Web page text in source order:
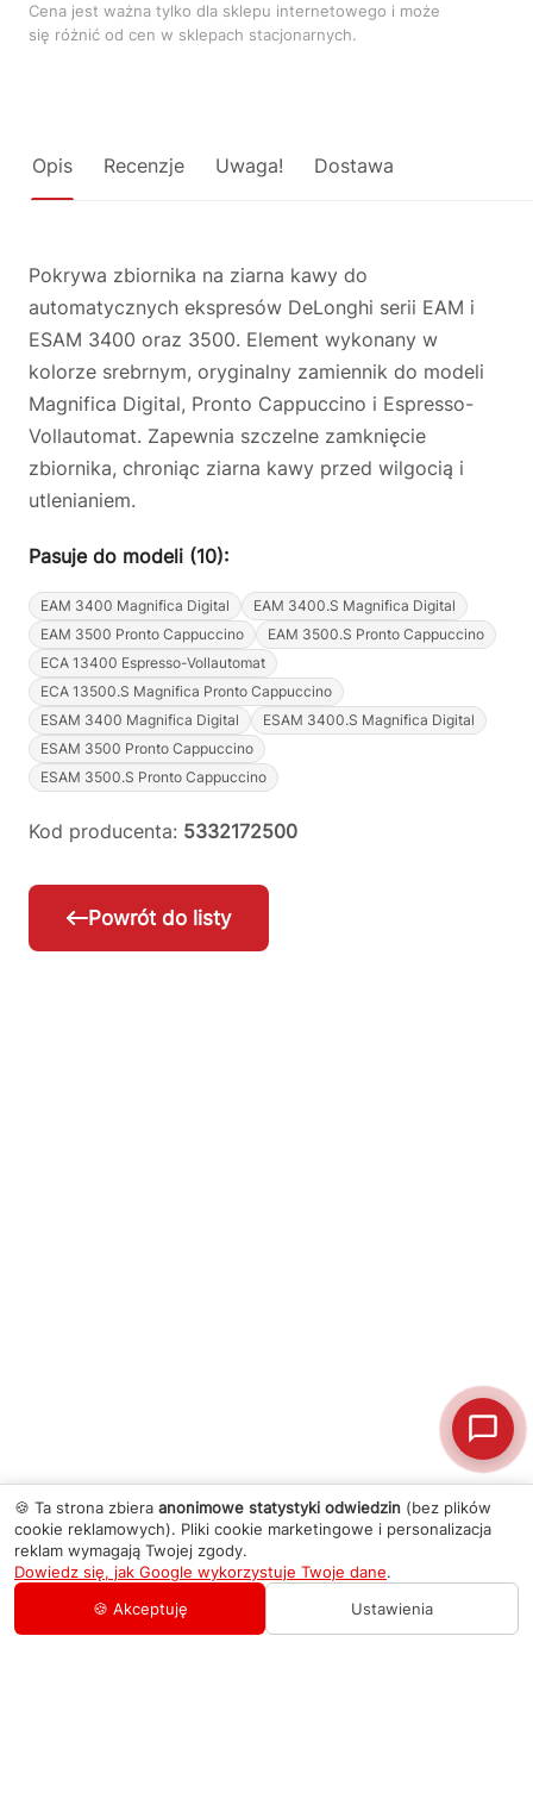
Cena jest ważna tylko dla sklepu internetowego i może
się różnić od cen w sklepach stacjonarnych.
Opis Recenzje Uwaga! Dostawa
Pokrywa zbiornika na ziarna kawy do
automatycznych ekspresów DeLonghi serii EAM i
ESAM 3400 oraz 3500. Element wykonany w
kolorze srebrnym, oryginalny zamiennik do modeli
Magnifica Digital, Pronto Cappuccino i Espresso-
Vollautomat. Zapewnia szczelne zamknięcie
zbiornika, chroniąc ziarna kawy przed wilgocią i
utlenianiem.
Pasuje do modeli (10):
EAM 3400 Magnifica Digital
EAM 3400.S Magnifica Digital
EAM 3500 Pronto Cappuccino
EAM 3500.S Pronto Cappuccino
ECA 13400 Espresso-Vollautomat
ECA 13500.S Magnifica Pronto Cappuccino
ESAM 3400 Magnifica Digital
ESAM 3400.S Magnifica Digital
ESAM 3500 Pronto Cappuccino
ESAM 3500.S Pronto Cappuccino
Kod producenta: 5332172500
Powrót do listy
🍪 Ta strona zbiera anonimowe statystyki odwiedzin (bez plików
cookie reklamowych). Pliki cookie marketingowe i personalizacja
reklam wymagają Twojej zgody.
Dowiedz się, jak Google wykorzystuje Twoje dane.
🍪 Akceptuję
Ustawienia